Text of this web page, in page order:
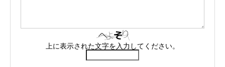
上に表示された文字を入力してください。